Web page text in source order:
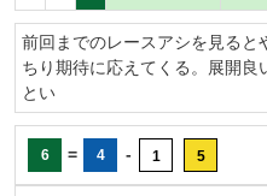
前回までのレースアシを見ると
ちり期待に応えてくる。展開
とい
6 = 4 - 1 5